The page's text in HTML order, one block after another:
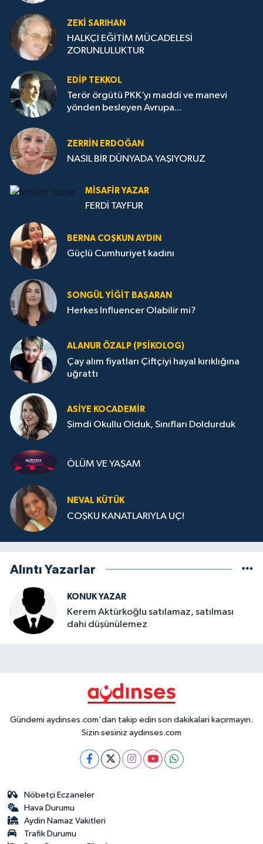
ZEKI SARIHAN
HALKÇI EĞİTİM MÜCADELESİ
ZORUNLULUKTUR
EDIP TEKKOL
Terör örgütü PKK’yı maddi ve manevi
yönden besleyen Avrupa...
ZERRIN ERDOĞAN
NASIL BİR DÜNYADA YAŞIYORUZ
MISAFIR YAZAR
FERDİ TAYFUR
BERNA COŞKUN AYDIN
Güçlü Cumhuriyet kadını
SONGÜL YIĞIT BAŞARAN
Herkes Influencer Olabilir mi?
ALANUR ÖZALP (PSIKOLOG)
Çay alım fiyatları Çiftçiyi hayal kırıklığına
uğrattı
ASIYE KOCADEMİR
Şimdi Okullu Olduk, Sınıfları Doldurduk
ÖLÜM VE YAŞAM
NEVAL KÜTÜK
COŞKU KANATLARIYLA UÇ!
Alıntı Yazarlar
KONUK YAZAR
Kerem Aktürkoğlu satılamaz, satılması
dahi düşünülemez
Gündemi aydinses.com'dan takip edin son dakikalari kaçırmayın.
Sizin sesiniz aydinses.com
Nöbetçi Eczaneler
Hava Durumu
Aydin Namaz Vakitleri
Trafik Durumu